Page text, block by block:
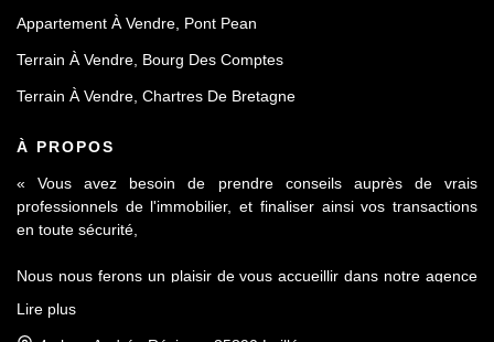
Appartement À Vendre, Pont Pean
Terrain À Vendre, Bourg Des Comptes
Terrain À Vendre, Chartres De Bretagne
À PROPOS
« Vous avez besoin de prendre conseils auprès de vrais
professionnels de l'immobilier, et finaliser ainsi vos transactions
en toute sécurité,
Nous nous ferons un plaisir de vous accueillir dans notre agence
sur l'axe Rennes-Nantes.
Lire plus